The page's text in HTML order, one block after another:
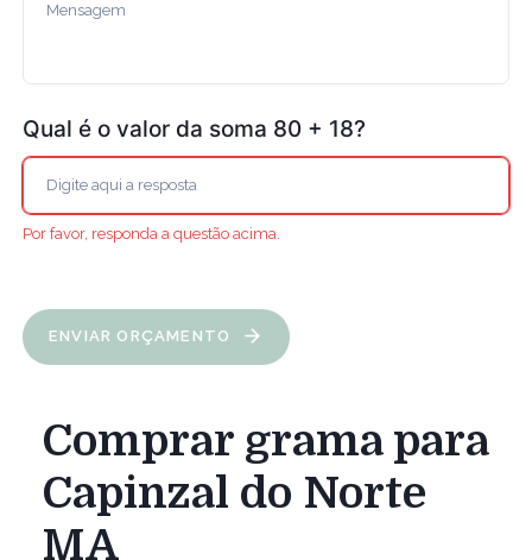
Qual é o valor da soma 80 + 18?
Por favor, responda a questão acima.
ENVIAR ORÇAMENTO
Comprar grama para
Capinzal do Norte
MA